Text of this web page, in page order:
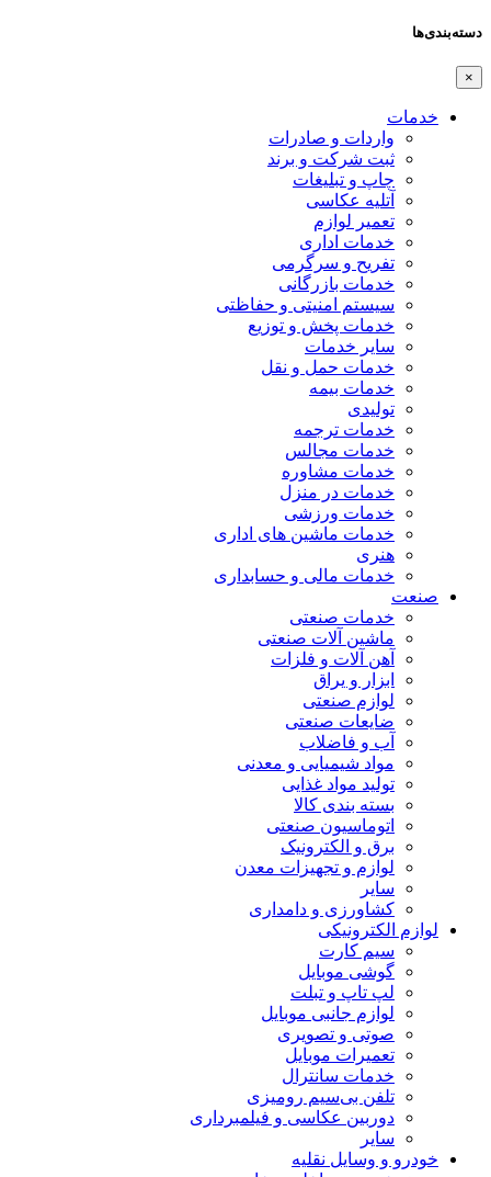
دسته‌بندی‌ها
×
خدمات
واردات و صادرات
ثبت شرکت و برند
چاپ و تبلیغات
آتلیه عکاسی
تعمیر لوازم
خدمات اداری
تفریح و سرگرمی
خدمات بازرگانی
سیستم امنیتی و حفاظتی
خدمات پخش و توزیع
سایر خدمات
خدمات حمل و نقل
خدمات بیمه
تولیدی
خدمات ترجمه
خدمات مجالس
خدمات مشاوره
خدمات در منزل
خدمات ورزشی
خدمات ماشین های اداری
هنری
خدمات مالی و حسابداری
صنعت
خدمات صنعتی
ماشین آلات صنعتی
آهن آلات و فلزات
ابزار و یراق
لوازم صنعتی
ضایعات صنعتی
آب و فاضلاب
مواد شیمیایی و معدنی
تولید مواد غذایی
بسته بندی کالا
اتوماسیون صنعتی
برق و الکترونیک
لوازم و تجهیزات معدن
سایر
کشاورزی و دامداری
لوازم الکترونیکی
سیم کارت
گوشی موبایل
لپ تاپ و تبلت
لوازم جانبی موبایل
صوتی و تصویری
تعمیرات موبایل
خدمات سانترال
تلفن بی‌سیم رومیزی
دوربین عکاسی و فیلمبرداری
سایر
خودرو و وسایل نقلیه